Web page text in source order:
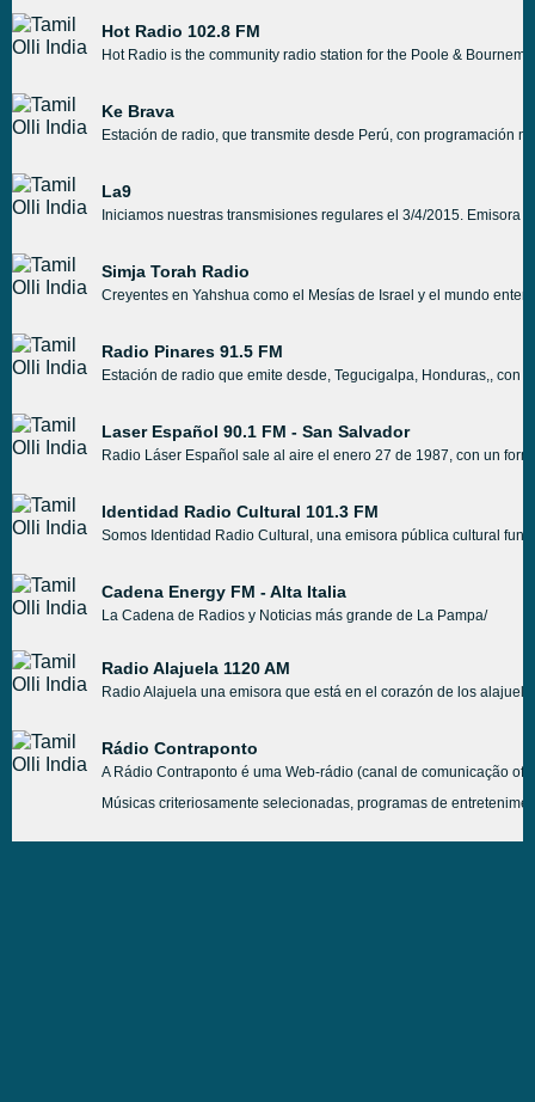
Hot Radio 102.8 FM
Hot Radio is the community radio station for the Poole &
Ke Brava
Estación de radio, que transmite desde Perú, con programación
La9
Iniciamos nuestras transmisiones regulares el 3/4/2015. Emisora
Simja Torah Radio
Creyentes en Yahshua como el Mesías de Israel y el mundo
Radio Pinares 91.5 FM
Estación de radio que emite desde, Tegucigalpa, Honduras,,
Laser Español 90.1 FM - San Salvador
Radio Láser Español sale al aire el enero 27 de 1987, con un
Identidad Radio Cultural 101.3 FM
Somos Identidad Radio Cultural, una emisora pública cultural
Cadena Energy FM - Alta Italia
La Cadena de Radios y Noticias más grande de La Pampa/
Radio Alajuela 1120 AM
Radio Alajuela una emisora que está en el corazón de los
Rádio Contraponto
A Rádio Contraponto é uma Web-rádio (canal de comunicação
Músicas criteriosamente selecionadas, programas de